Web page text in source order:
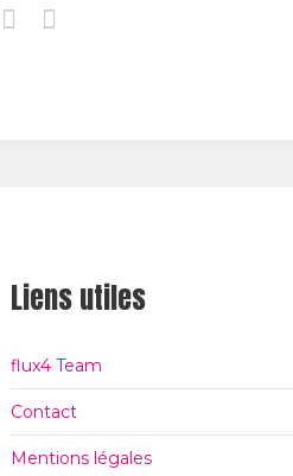
Liens utiles
flux4 Team
Contact
Mentions légales